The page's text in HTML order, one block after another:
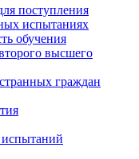
поступления
испытаниях
обучения
высшего
граждан
испытаний